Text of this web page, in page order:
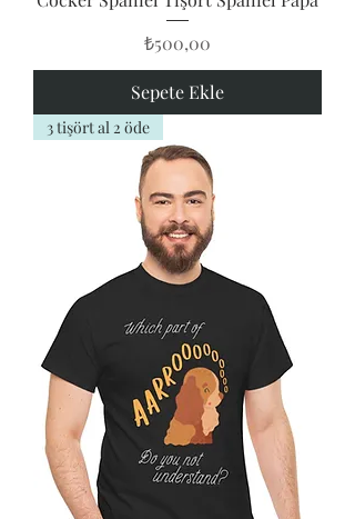
Fiyat
₺500,00
Sepete Ekle
3 tişört al 2 öde